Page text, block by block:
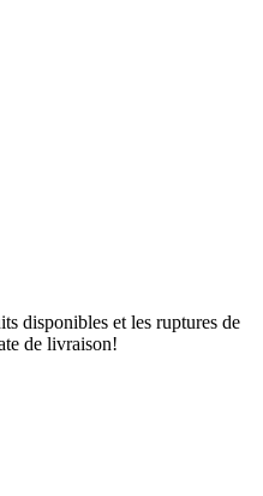
disponibles et les ruptures de
de livraison!